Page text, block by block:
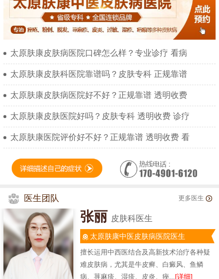
太原肤康皮肤病医院口碑怎么样？专业诊疗 看病
太原肤康皮肤科医院靠谱吗？皮肤专科 正规靠谱
太原肤康皮肤病医院好不好？正规靠谱 透明收费
太原肤康皮肤医院好吗？皮肤专科 透明收费 诊疗
太原肤康医院评价好不好？正规靠谱 透明收费 看
医生团队 更多医生
张丽 皮肤科医生
太原肤康中医皮肤病医院医生
擅长运用中西医结合及高新技术治疗各种疑
难皮肤病，尤其是牛皮癣、白癜风、鱼鳞
病、荨麻疹、湿疹、皮炎、痤... [详细]